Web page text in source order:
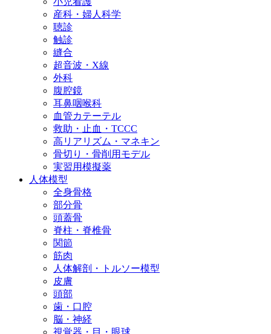
産科・婦人科学
聴診
触診
縫合
超音波・X線
外科
腹腔鏡
耳鼻咽喉科
血管カテーテル
救助・止血・TCCC
高リアリズム・マネキン
骨切り・骨削用モデル
実習用模擬薬
人体模型
全身骨格
部分骨
頭蓋骨
脊柱・脊椎骨
関節
筋肉
人体解剖・トルソー模型
皮膚
頭部
歯・口腔
脳・神経
視覚器・目・眼球